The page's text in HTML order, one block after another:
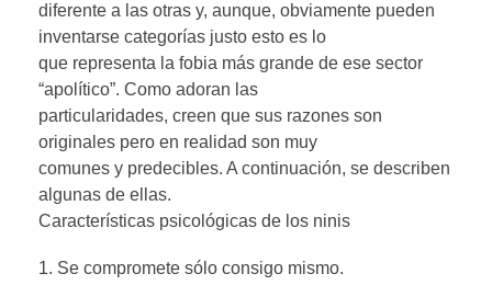
diferente a las otras y, aunque, obviamente pueden
inventarse categorías justo esto es lo
que representa la fobia más grande de ese sector
“apolítico”. Como adoran las
particularidades, creen que sus razones son
originales pero en realidad son muy
comunes y predecibles. A continuación, se describen
algunas de ellas.
Características psicológicas de los ninis
Se compromete sólo consigo mismo.